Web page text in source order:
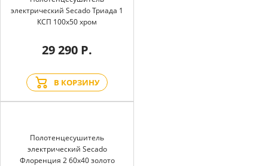
электрический Secado Триада 1
КСП 100x50 хром
29 290 Р.
В КОРЗИНУ
Полотенцесушитель
электрический Secado
Флоренция 2 60x40 золото